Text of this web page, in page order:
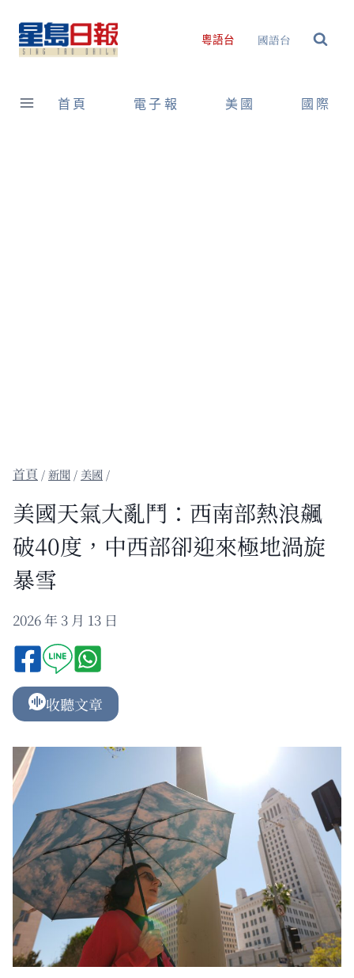
content
粵語台 國語台
首頁 電子報 美國 國際
/新聞 / 美國 /
美國天氣大亂鬥：西南部熱浪飆
破40度，中西部卻迎來極地渦旋
暴雪
2026 年 3 月 13 日
收聽文章